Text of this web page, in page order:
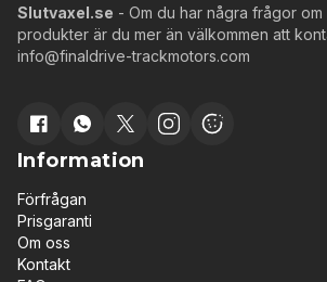
Slutvaxel.se - Om du har några frågor
produkter är du mer än välkommen att
info@finaldrive-trackmotors.com
Information
Förfrågan
Prisgaranti
Om oss
Kontakt